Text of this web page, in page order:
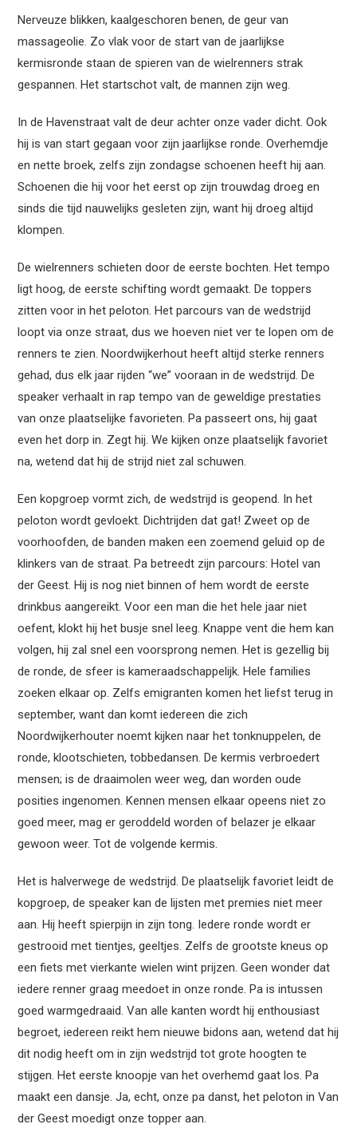
Nerveuze blikken, kaalgeschoren benen, de geur van
massageolie. Zo vlak voor de start van de jaarlijkse
kermisronde staan de spieren van de wielrenners strak
gespannen. Het startschot valt, de mannen zijn weg.
In de Havenstraat valt de deur achter onze vader dicht. Ook
hij is van start gegaan voor zijn jaarlijkse ronde. Overhemdje
en nette broek, zelfs zijn zondagse schoenen heeft hij aan.
Schoenen die hij voor het eerst op zijn trouwdag droeg en
sinds die tijd nauwelijks gesleten zijn, want hij droeg altijd
klompen.
De wielrenners schieten door de eerste bochten. Het tempo
ligt hoog, de eerste schifting wordt gemaakt. De toppers
zitten voor in het peloton. Het parcours van de wedstrijd
loopt via onze straat, dus we hoeven niet ver te lopen om de
renners te zien. Noordwijkerhout heeft altijd sterke renners
gehad, dus elk jaar rijden “we” vooraan in de wedstrijd. De
speaker verhaalt in rap tempo van de geweldige prestaties
van onze plaatselijke favorieten. Pa passeert ons, hij gaat
even het dorp in. Zegt hij. We kijken onze plaatselijk favoriet
na, wetend dat hij de strijd niet zal schuwen.
Een kopgroep vormt zich, de wedstrijd is geopend. In het
peloton wordt gevloekt. Dichtrijden dat gat! Zweet op de
voorhoofden, de banden maken een zoemend geluid op de
klinkers van de straat. Pa betreedt zijn parcours: Hotel van
der Geest. Hij is nog niet binnen of hem wordt de eerste
drinkbus aangereikt. Voor een man die het hele jaar niet
oefent, klokt hij het busje snel leeg. Knappe vent die hem kan
volgen, hij zal snel een voorsprong nemen. Het is gezellig bij
de ronde, de sfeer is kameraadschappelijk. Hele families
zoeken elkaar op. Zelfs emigranten komen het liefst terug in
september, want dan komt iedereen die zich
Noordwijkerhouter noemt kijken naar het tonknuppelen, de
ronde, klootschieten, tobbedansen. De kermis verbroedert
mensen; is de draaimolen weer weg, dan worden oude
posities ingenomen. Kennen mensen elkaar opeens niet zo
goed meer, mag er geroddeld worden of belazer je elkaar
gewoon weer. Tot de volgende kermis.
Het is halverwege de wedstrijd. De plaatselijk favoriet leidt de
kopgroep, de speaker kan de lijsten met premies niet meer
aan. Hij heeft spierpijn in zijn tong. Iedere ronde wordt er
gestrooid met tientjes, geeltjes. Zelfs de grootste kneus op
een fiets met vierkante wielen wint prijzen. Geen wonder dat
iedere renner graag meedoet in onze ronde. Pa is intussen
goed warmgedraaid. Van alle kanten wordt hij enthousiast
begroet, iedereen reikt hem nieuwe bidons aan, wetend dat hij
dit nodig heeft om in zijn wedstrijd tot grote hoogten te
stijgen. Het eerste knoopje van het overhemd gaat los. Pa
maakt een dansje. Ja, echt, onze pa danst, het peloton in Van
der Geest moedigt onze topper aan.